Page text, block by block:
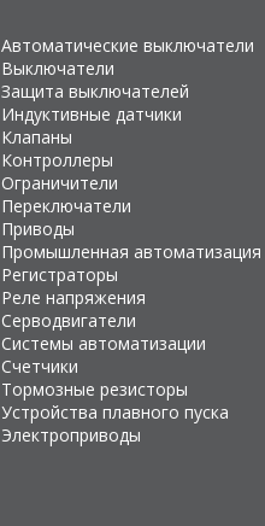
Автоматические выключатели
Выключатели
Защита выключателей
Индуктивные датчики
Клапаны
Контроллеры
Ограничители
Переключатели
Приводы
Промышленная автоматизация
Регистраторы
Реле напряжения
Серводвигатели
Системы автоматизации
Счетчики
Тормозные резисторы
Устройства плавного пуска
Электроприводы